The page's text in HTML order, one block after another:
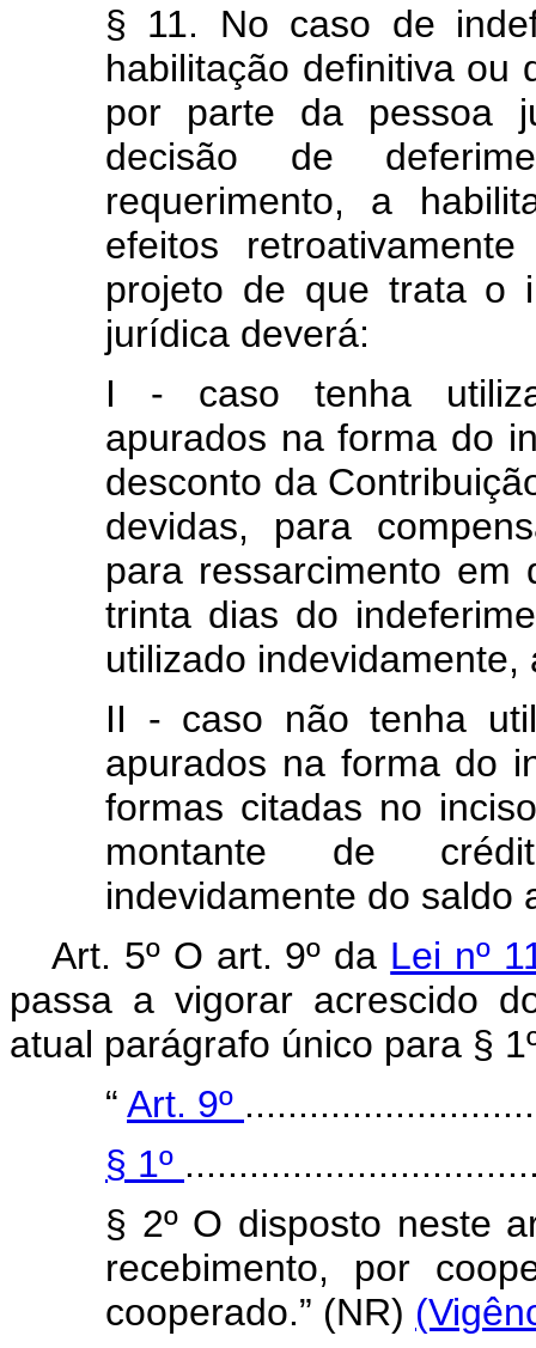
§ 11. No caso de
habilitação definitiva ou
por parte da pessoa
decisão de
requerimento, a
efeitos
projeto de que trata o
jurídica deverá:
I - caso tenha
apurados na forma do
desconto da
devidas, para
para ressarcimento em
trinta dias do
utilizado
II - caso não tenha
apurados na forma do
formas citadas no
montante de
indevidamente do saldo
Art. 5º O art. 9º da Lei nº
passa a vigorar acrescido
atual parágrafo único para §
“ Art. 9º
§ 1º
§ 2º O disposto neste
recebimento, por
cooperado.” (NR)